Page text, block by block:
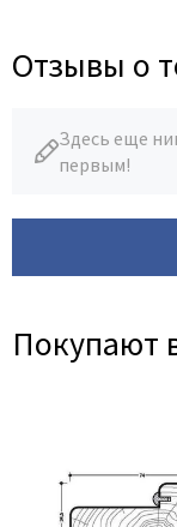
Отзывы о
Здесь еще
первым!
Покупают